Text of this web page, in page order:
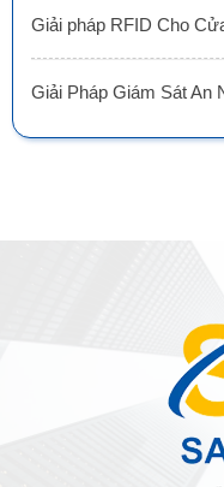
Giải pháp RFID Cho
Giải Pháp Giám Sát An